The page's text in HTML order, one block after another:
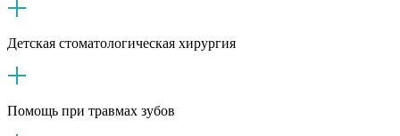
Детская стоматологическая хирургия
Помощь при травмах зубов